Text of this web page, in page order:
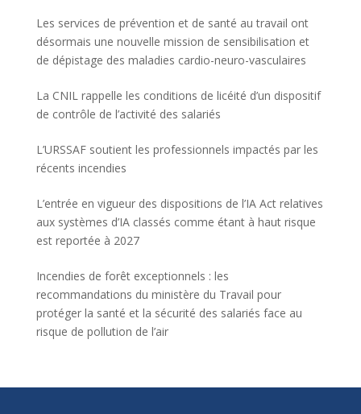
Les services de prévention et de santé au travail ont
désormais une nouvelle mission de sensibilisation et
de dépistage des maladies cardio-neuro-vasculaires
La CNIL rappelle les conditions de licéité d’un dispositif
de contrôle de l’activité des salariés
L’URSSAF soutient les professionnels impactés par les
récents incendies
L’entrée en vigueur des dispositions de l’IA Act relatives
aux systèmes d’IA classés comme étant à haut risque
est reportée à 2027
Incendies de forêt exceptionnels : les
recommandations du ministère du Travail pour
protéger la santé et la sécurité des salariés face au
risque de pollution de l’air